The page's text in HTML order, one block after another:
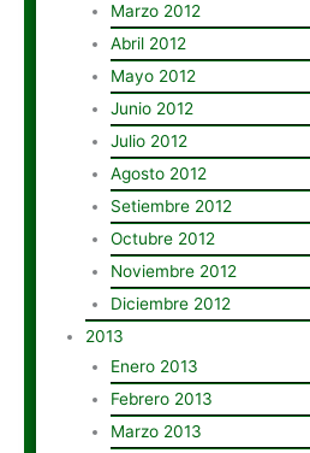
Marzo 2012
Abril 2012
Mayo 2012
Junio 2012
Julio 2012
Agosto 2012
Setiembre 2012
Octubre 2012
Noviembre 2012
Diciembre 2012
2013
Enero 2013
Febrero 2013
Marzo 2013